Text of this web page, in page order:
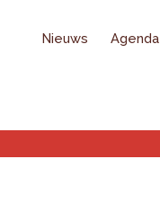
Nieuws Agenda